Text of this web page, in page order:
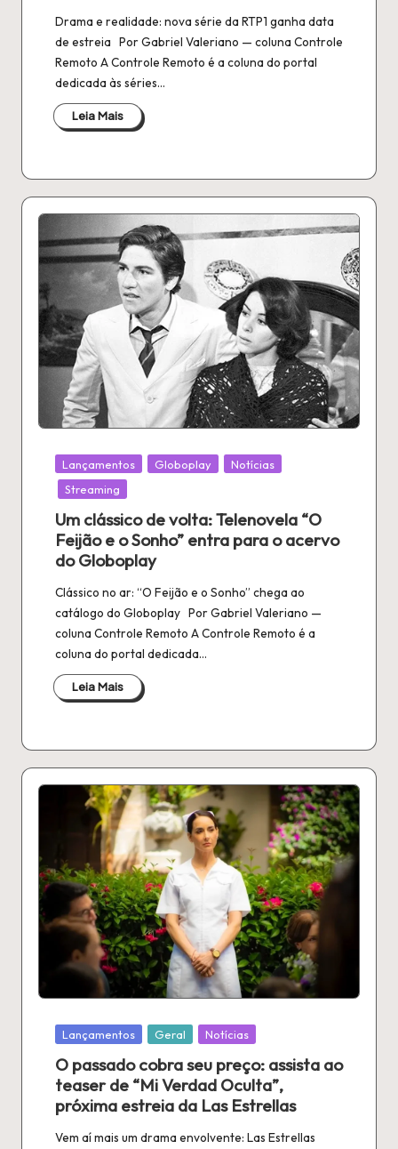
Drama e realidade: nova série da RTP1 ganha data
de estreia Por Gabriel Valeriano — coluna Controle
Remoto A Controle Remoto é a coluna do portal
dedicada às séries…
Leia Mais
Publicado
em
Lançamentos Globoplay
Notícias
Streaming
Um clássico de volta: Telenovela “O
Feijão e o Sonho” entra para o acervo
do Globoplay
Clássico no ar: “O Feijão e o Sonho” chega ao
catálogo do Globoplay Por Gabriel Valeriano —
coluna Controle Remoto A Controle Remoto é a
coluna do portal dedicada…
Leia Mais
Publicado
Lançamentos Geral Notícias
O passado cobra seu preço: assista ao
teaser de “Mi Verdad Oculta”,
próxima estreia da Las Estrellas
Vem aí mais um drama envolvente: Las Estrellas